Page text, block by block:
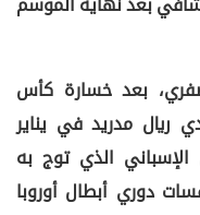
بعد نهاية الموسم
بعد خسارة كأس
ريال مدريد في يناير
الإسباني الذي توج به
دوري أبطال أوروبا